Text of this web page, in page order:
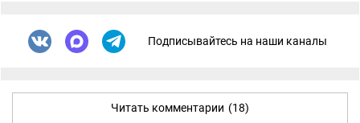
Подписывайтесь на наши каналы
Читать комментарии (18)